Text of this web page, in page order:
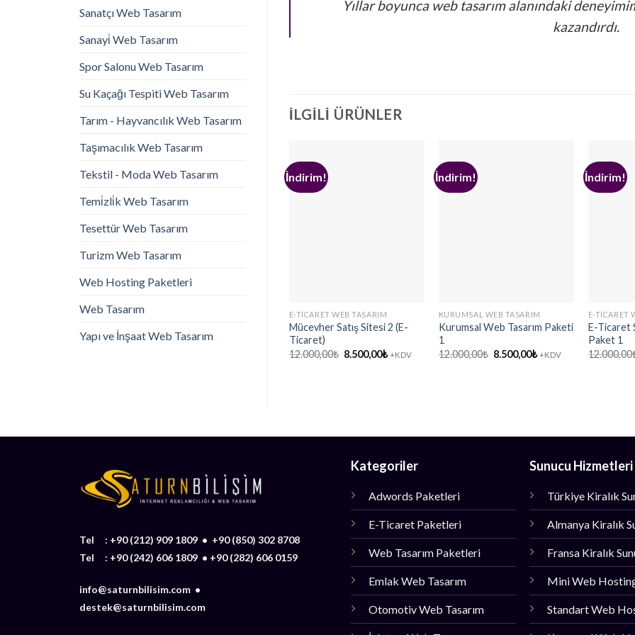
Sanatçı Web Tasarım
Sanayi̇ Web Tasarım
Spor Salonu Web Tasarım
Su Kaçağı Tespiti Web Tasarım
Tarım - Hayvancılık Web Tasarım
Taşımacılık Web Tasarım
Tekstil - Moda Web Tasarım
Temi̇zli̇k Web Tasarım
Tesettür Web Tasarım
Turizm Web Tasarım
Web Hosting Paketleri
Web Tasarım
Yapı ve İnşaat Web Tasarım
Yıllar boyunca web tasarım alanındaki
kazandırdı.
İLGILI ÜRÜNLER
İndirim!
E-TICARET WEB TASARIM
Mücevher Satış Sitesi 2 (E-
Ticaret)
12.000,00₺ Orijinal
8.500,00₺Şu
+KDV
İndirim!
KURUMSAL WEB TASARIM
Kurumsal Web Tasarım Paketi
1
12.000,00₺ Orijinal
8.500,00₺Şu
+KDV
İndirim!
E-TICARET
E-Ticaret
Paket 1
12.000,00
Tel : +90 (212) 909 1809 • +90 (850) 302 8708
Tel : +90 (242) 606 1809 • +90 (282) 606 0159
info@saturnbilisim.com •
destek@saturnbilisim.com
Kategoriler
Adwords Paketleri
E-Ticaret Paketleri
Web Tasarım Paketleri
Emlak Web Tasarım
Otomotiv Web Tasarım
Sunucu Hizmetleri
Türkiye Kiralık
Almanya Kiralık
Fransa Kiralık
Mini Web
Standart Web